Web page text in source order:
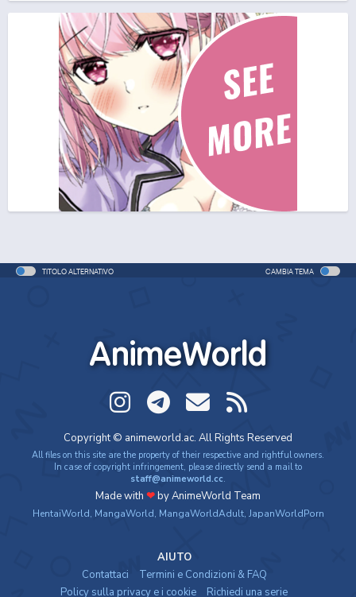
TITOLO ALTERNATIVO CAMBIA TEMA
AnimeWorld
Copyright © animeworld.ac. All Rights Reserved
All files on this site are the property of their respective and rightful owners.
In case of copyright infringement, please directly send a mail to
staff@animeworld.cc.
Made with ❤by AnimeWorld Team
HentaiWorld, MangaWorld, MangaWorldAdult, JapanWorldPorn
AIUTO
Contattaci
Termini e Condizioni & FAQ
Policy sulla privacy e i cookie
Richiedi una serie